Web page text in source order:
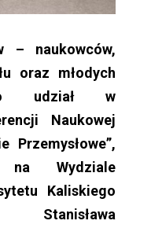
– naukowców,
oraz młodych
udział w
Naukowej
Przemysłowe”,
Wydziale
Kaliskiego